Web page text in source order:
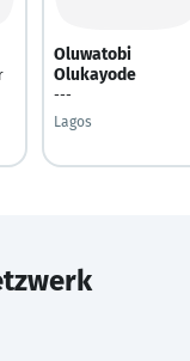
Oluwatobi
Olukayode
---
Lagos